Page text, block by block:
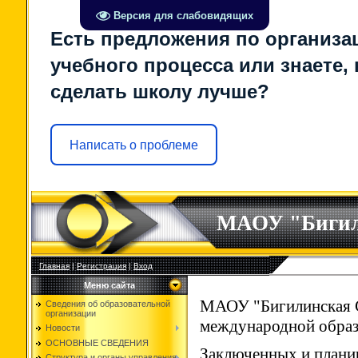
Версия для слабовидящих
Есть предложения по
учебного процесса или знаете,
сделать школу лучше?
Написать о проблеме
МАОУ
Главная|Регистрация|Вход
Меню сайта
Сведения об образовательной
организации
Новости
ОСНОВНЫЕ СВЕДЕНИЯ
МАОУ "Бигилинская
международной